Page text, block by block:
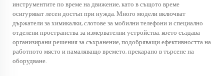
инструментите по време на движение, като в същото време
осигуряват лесен достъп при нужда. Много модели включват
държатели за химикалки, слотове за мобилни телефони и специално
отделени пространства за измервателни устройства, което създава
организирани решения за съхранение, подобряващи ефективността на
работното място и намаляващо времето, прекарано в търсене на
оборудване.